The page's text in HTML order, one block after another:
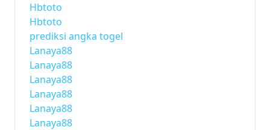
Hbtoto
Hbtoto
prediksi angka togel
Lanaya88
Lanaya88
Lanaya88
Lanaya88
Lanaya88
Lanaya88